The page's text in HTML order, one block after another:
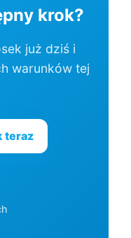
krok?
już dziś i
warunków tej
teraz